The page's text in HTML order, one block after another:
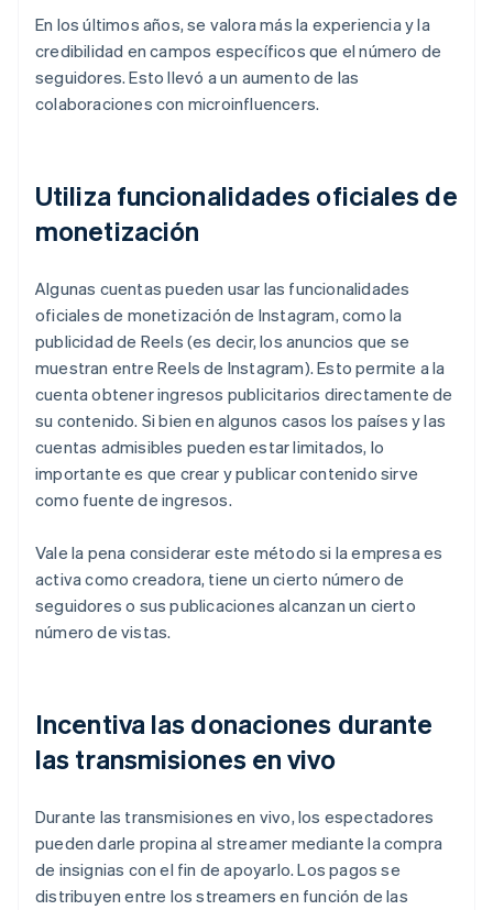
En los últimos años, se valora más la experiencia y la
credibilidad en campos específicos que el número de
seguidores. Esto llevó a un aumento de las
colaboraciones con microinfluencers.
Utiliza funcionalidades oficiales de
monetización
Algunas cuentas pueden usar las funcionalidades
oficiales de monetización de Instagram, como la
publicidad de Reels (es decir, los anuncios que se
muestran entre Reels de Instagram). Esto permite a la
cuenta obtener ingresos publicitarios directamente de
su contenido. Si bien en algunos casos los países y las
cuentas admisibles pueden estar limitados, lo
importante es que crear y publicar contenido sirve
como fuente de ingresos.
Vale la pena considerar este método si la empresa es
activa como creadora, tiene un cierto número de
seguidores o sus publicaciones alcanzan un cierto
número de vistas.
Incentiva las donaciones durante
las transmisiones en vivo
Durante las transmisiones en vivo, los espectadores
pueden darle propina al streamer mediante la compra
de insignias con el fin de apoyarlo. Los pagos se
distribuyen entre los streamers en función de las